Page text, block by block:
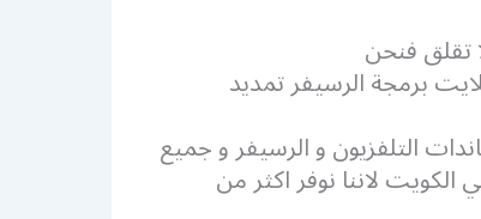
تقلق فنحن
برمجة الرسيفر تمديد
التلفزيون و الرسيفر و جميع
لاننا نوفر اكثر من